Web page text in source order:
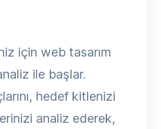
için web tasarım
ile başlar.
hedef kitlenizi
analiz ederek,